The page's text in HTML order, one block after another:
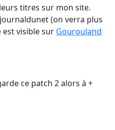
titres sur mon site.
(on verra plus
visible sur Gourouland
ce patch 2 alors à +